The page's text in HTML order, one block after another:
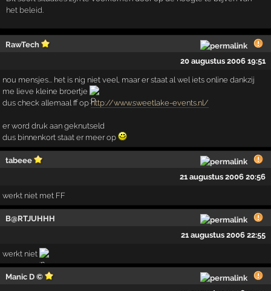
het beleid.
RawTech
20 augustus 2006 19:51
nou mensjes... het is nig niet veel, maar er staat al wel iets online dankzij
me lieve kleine broertje
dus check allemaal ff ophttp://www.sweetlake-events.nl/
er word druk aan geknutseld
dus binnenkort staat er meer op
tabeee
21 augustus 2006 20:56
werkt niet met FF
B@RTJUHHH
21 augustus 2006 22:55
werkt niet
Manic D ©